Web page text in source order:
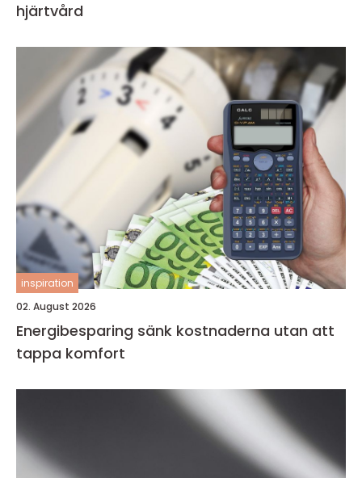
hjärtvård
inspiration
02. August 2026
Energibesparing sänk kostnaderna utan att
tappa komfort